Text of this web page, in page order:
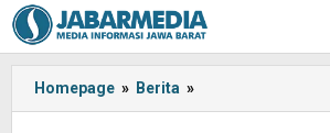
Skip
to
content
Homepage » Berita »
-:IN-